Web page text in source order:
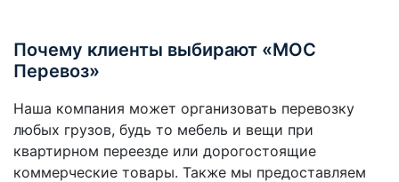
Почему клиенты выбирают «МОС
Перевоз»
Наша компания может организовать перевозку
любых грузов, будь то мебель и вещи при
квартирном переезде или дорогостоящие
коммерческие товары. Также мы предоставляем